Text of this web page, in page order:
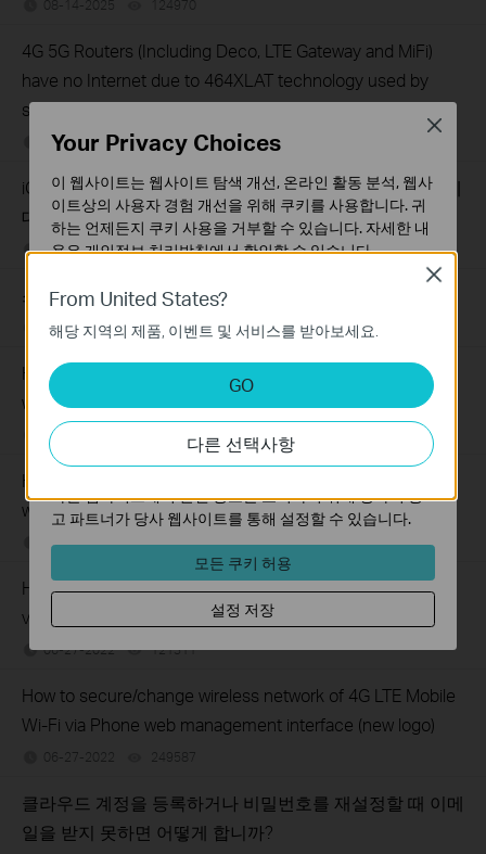
08-14-2025 124970
4G 5G Routers (Including Deco, LTE Gateway and MiFi)
have no Internet due to 464XLAT technology used by
some operators (e.g., Jio, Globe)
05-20-2025 121057views
iOS14 또는 iOS15에서의 취약한 보안 및 개인 정보 보호에
대한 경고
01-25-2022 609921views
스마트폰에서 작동하는 4G 대역을 확인하는 방법
02-03-2023 236530 views
How to troubleshoot if there is no internet connection
when using 4G Mobile Wi-Fi(Case 1)
06-28-2022 views
How to limit data usage of 4G LTE Mobile Wi-Fi via Phone
web management interface (new logo)
06-27-2022 212770views
How to block unknown devices with 4G LTE Mobile Wi-Fi
via Phone web management interface (new logo)
06-27-2022 121311views
How to secure/change wireless network of 4G LTE Mobile
Wi-Fi via Phone web management interface (new logo)
06-27-2022 249587
클라우드 계정을 등록하거나 비밀번호를 재설정할 때 이메
일을 받지 못하면 어떻게 합니까?
From United States?
해당 지역의 제품, 이벤트 및 서비스를 받아보세요.
GO
다른 선택사항
Close
Your Privacy Choices
이 웹사이트는 웹사이트 탐색 개선, 온라인 활동 분석, 웹사
이트상의 사용자 경험 개선을 위해 쿠키를 사용합니다. 귀
하는 언제든지 쿠키 사용을 거부할 수 있습니다. 자세한 내
용은개인정보 처리방침에서 확인할 수 있습니다.
기본 쿠키
이 쿠키는 웹사이트가 작동하는 데 필요하며 사용자의 시
스템에서 비활성화할 수 없습니다.
분석 및 마케팅 쿠키
분석 쿠키는 웹사이트의 기능을 개선하고 조정하기 위해
웹사이트에서의 사용자 활동을 분석하는 데 사용하는 쿠키
입니다.
마케팅 쿠키는 귀하의 관심사에 대한 프로필을 생성하고
다른 웹사이트에서 관련 광고를 표시하기 위해 당사의 광
고 파트너가 당사 웹사이트를 통해 설정할 수 있습니다.
모든 쿠키 허용
설정 저장
Close